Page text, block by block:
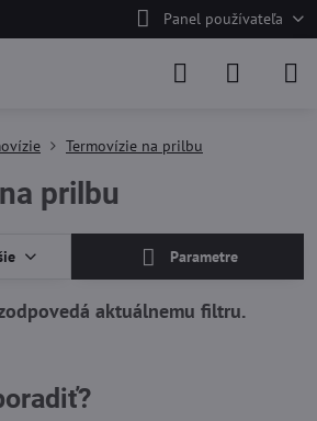
Panel používateľa
Termovízie na prilbu
prilbu
Parametre